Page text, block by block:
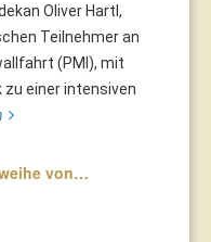
Oliver Hartl,
Teilnehmer an
(PMI), mit
einer intensiven
von…